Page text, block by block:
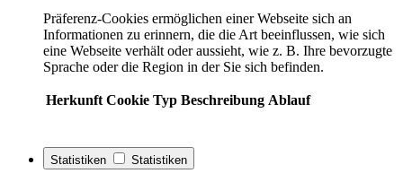
Präferenz-Cookies ermöglichen einer Webseite sich an
Informationen zu erinnern, die die Art beeinflussen, wie sich
eine Webseite verhält oder aussieht, wie z. B. Ihre bevorzugte
Sprache oder die Region in der Sie sich befinden.
Herkunft Cookie Typ Beschreibung Ablauf
Statistiken Statistiken